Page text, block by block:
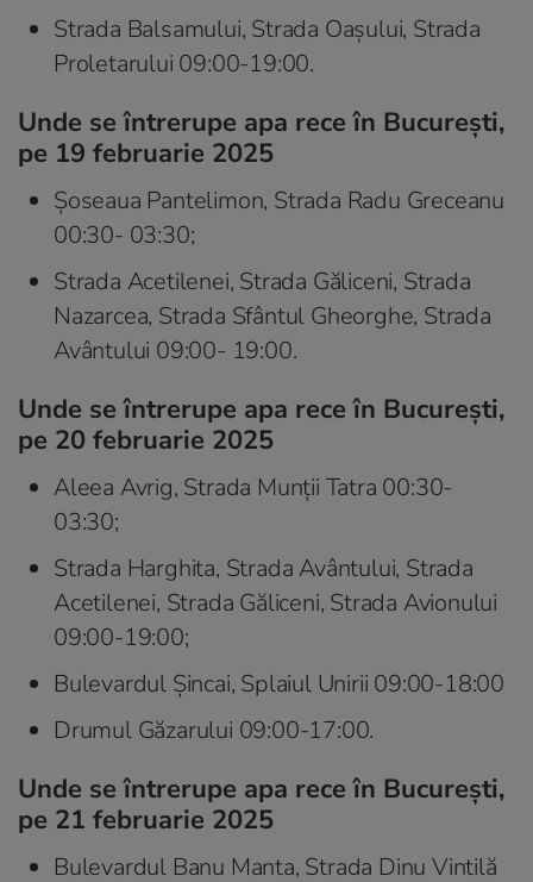
Strada Balsamului, Strada Oașului, Strada
Proletarului 09:00-19:00.
Unde se întrerupe apa rece în București,
pe 19 februarie 2025
Șoseaua Pantelimon, Strada Radu Greceanu
00:30- 03:30;
Strada Acetilenei, Strada Găliceni, Strada
Nazarcea, Strada Sfântul Gheorghe, Strada
Avântului 09:00- 19:00.
Unde se întrerupe apa rece în București,
pe 20 februarie 2025
Aleea Avrig, Strada Munții Tatra 00:30-
03:30;
Strada Harghita, Strada Avântului, Strada
Acetilenei, Strada Găliceni, Strada Avionului
09:00-19:00;
Bulevardul Șincai, Splaiul Unirii 09:00-18:00
Drumul Găzarului 09:00-17:00.
Unde se întrerupe apa rece în București,
pe 21 februarie 2025
Bulevardul Banu Manta, Strada Dinu Vintilă